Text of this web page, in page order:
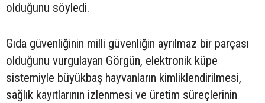
olduğunu söyledi.
Gıda güvenliğinin milli güvenliğin ayrılmaz bir parçası
olduğunu vurgulayan Görgün, elektronik küpe
sistemiyle büyükbaş hayvanların kimliklendirilmesi,
sağlık kayıtlarının izlenmesi ve üretim süreçlerinin